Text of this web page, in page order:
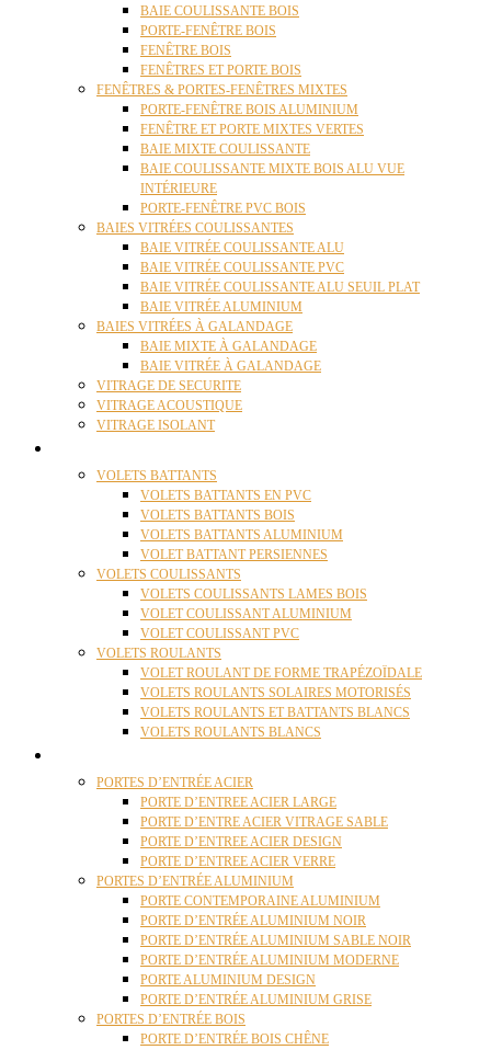
BAIE COULISSANTE BOIS
PORTE-FENÊTRE BOIS
FENÊTRE BOIS
FENÊTRES ET PORTE BOIS
FENÊTRES & PORTES-FENÊTRES MIXTES
PORTE-FENÊTRE BOIS ALUMINIUM
FENÊTRE ET PORTE MIXTES VERTES
BAIE MIXTE COULISSANTE
BAIE COULISSANTE MIXTE BOIS ALU VUE
INTÉRIEURE
PORTE-FENÊTRE PVC BOIS
BAIES VITRÉES COULISSANTES
BAIE VITRÉE COULISSANTE ALU
BAIE VITRÉE COULISSANTE PVC
BAIE VITRÉE COULISSANTE ALU SEUIL PLAT
BAIE VITRÉE ALUMINIUM
BAIES VITRÉES À GALANDAGE
BAIE MIXTE À GALANDAGE
BAIE VITRÉE À GALANDAGE
VITRAGE DE SECURITE
VITRAGE ACOUSTIQUE
VITRAGE ISOLANT
VOLETS BATTANTS
VOLETS BATTANTS EN PVC
VOLETS BATTANTS BOIS
VOLETS BATTANTS ALUMINIUM
VOLET BATTANT PERSIENNES
VOLETS COULISSANTS
VOLETS COULISSANTS LAMES BOIS
VOLET COULISSANT ALUMINIUM
VOLET COULISSANT PVC
VOLETS ROULANTS
VOLET ROULANT DE FORME TRAPÉZOÏDALE
VOLETS ROULANTS SOLAIRES MOTORISÉS
VOLETS ROULANTS ET BATTANTS BLANCS
VOLETS ROULANTS BLANCS
PORTES D’ENTRÉE ACIER
PORTE D’ENTREE ACIER LARGE
PORTE D’ENTRE ACIER VITRAGE SABLE
PORTE D’ENTREE ACIER DESIGN
PORTE D’ENTREE ACIER VERRE
PORTES D’ENTRÉE ALUMINIUM
PORTE CONTEMPORAINE ALUMINIUM
PORTE D’ENTRÉE ALUMINIUM NOIR
PORTE D’ENTRÉE ALUMINIUM SABLE NOIR
PORTE D’ENTRÉE ALUMINIUM MODERNE
PORTE ALUMINIUM DESIGN
PORTE D’ENTRÉE ALUMINIUM GRISE
PORTES D’ENTRÉE BOIS
PORTE D’ENTRÉE BOIS CHÊNE